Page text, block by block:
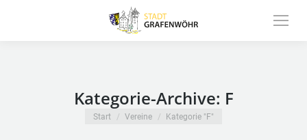
Kategorie-Archive: F
Sie befinden sich hier:
Start Vereine Kategorie "F"